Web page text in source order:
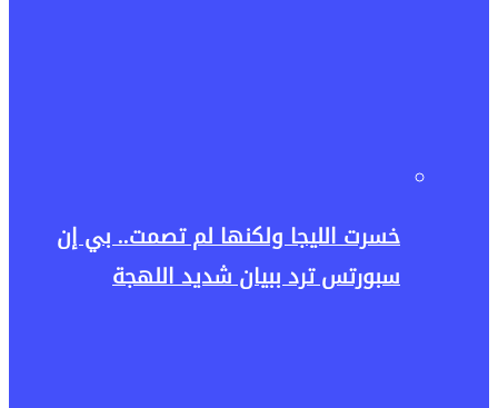
خسرت الليجا ولكنها لم تصمت.. بي إن
سبورتس ترد ببيان شديد اللهجة